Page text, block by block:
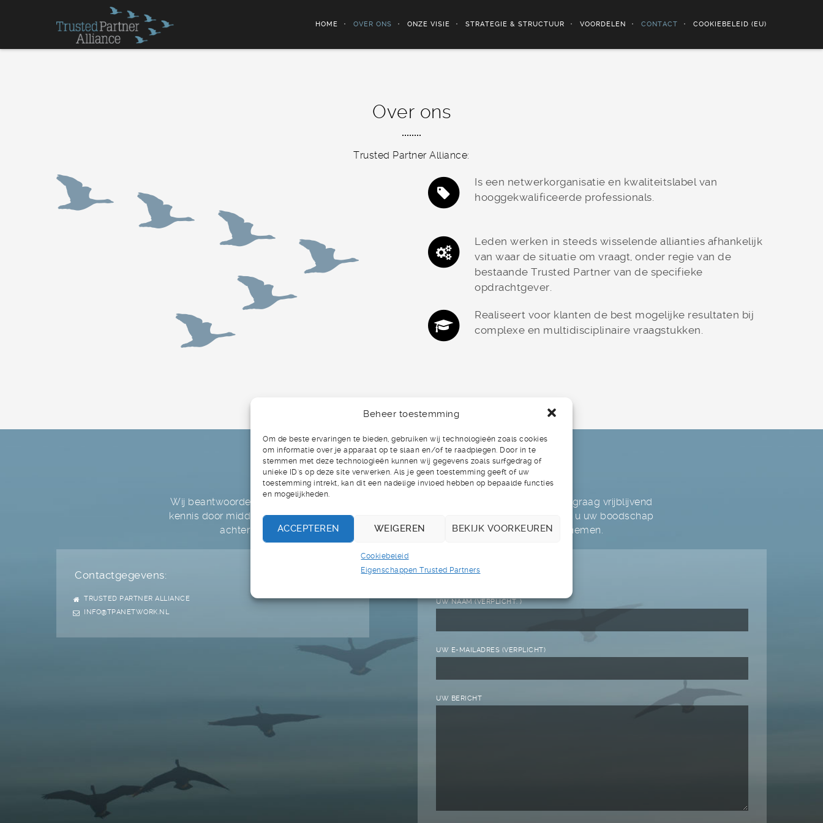
Beheer toestemming
Om de beste ervaringen te bieden, gebruiken wij technologieën zoals cookies
om informatie over je apparaat op te slaan en/of te raadplegen. Door in te
stemmen met deze technologieën kunnen wij gegevens zoals surfgedrag of
unieke ID's op deze site verwerken. Als je geen toestemming geeft of uw
toestemming intrekt, kan dit een nadelige invloed hebben op bepaalde functies
en mogelijkheden.
ACCEPTEREN WEIGEREN BEKIJK VOORKEUREN
Cookiebeleid
Eigenschappen Trusted Partners
HOME OVER ONS ONZE VISIE STRATEGIE & STRUCTUUR VOORDELEN CONTACT COOKIEBELEID (EU)
Over ons
Trusted Partner Alliance:
Is een netwerkorganisatie en kwaliteitslabel van
hooggekwalificeerde professionals.
Leden werken in steeds wisselende allianties afhankelijk
van waar de situatie om vraagt, onder regie van de
bestaande Trusted Partner van de specifieke
opdrachtgever.
Realiseert voor klanten de best mogelijke resultaten bij
complexe en multidisciplinaire vraagstukken.
CONTACT
Wij beantwoorden graag al uw vragen en verdere informatiebehoefte. Ook maken wij graag vrijblijvend
kennis door middels van een persoonlijk gesprek. Via het onderstaande formulier kunt u uw boodschap
achterlaten en wij zullen zo spoedig mogelijk persoonlijk contact met u opnemen.
Contactgegevens:
TRUSTED PARTNER ALLIANCE
INFO@TPANETWORK.NL
Stuur ons een bericht
UW NAAM (VERPLICHT. )
UW E-MAILADRES (VERPLICHT)
UW BERICHT